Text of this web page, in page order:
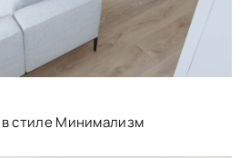
стиле Минимализм